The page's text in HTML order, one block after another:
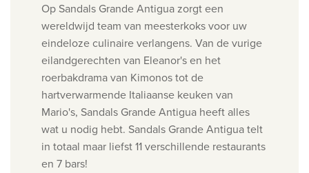
Op Sandals Grande Antigua zorgt een
wereldwijd team van meesterkoks voor uw
eindeloze culinaire verlangens. Van de vurige
eilandgerechten van Eleanor's en het
roerbakdrama van Kimonos tot de
hartverwarmende Italiaanse keuken van
Mario's, Sandals Grande Antigua heeft alles
wat u nodig hebt. Sandals Grande Antigua telt
in totaal maar liefst 11 verschillende restaurants
en 7 bars!